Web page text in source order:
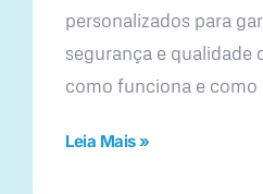
personalizados para
segurança e qualidade
como funciona e como
Leia Mais »